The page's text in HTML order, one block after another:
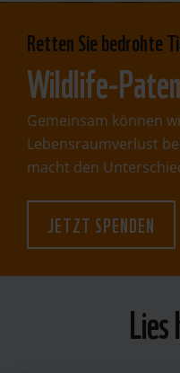
Retten Sie bedrohte
Wildlife-
Gemeinsam können
Lebensraumverlust
macht den
JETZT SPENDEN